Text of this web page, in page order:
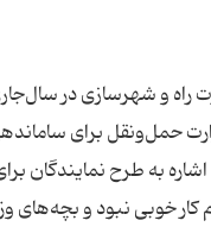
و شهرسازی در
حمل‌ونقل برای
به طرح نمایندگان برای
کار خوبی نبود و